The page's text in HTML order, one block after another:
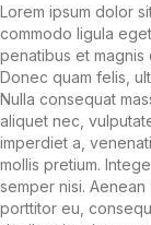
Lorem ipsum dolor
commodo ligula
penatibus et magnis
Donec quam felis,
Nulla consequat
aliquet nec,
imperdiet a,
mollis pretium.
semper nisi.
porttitor eu,